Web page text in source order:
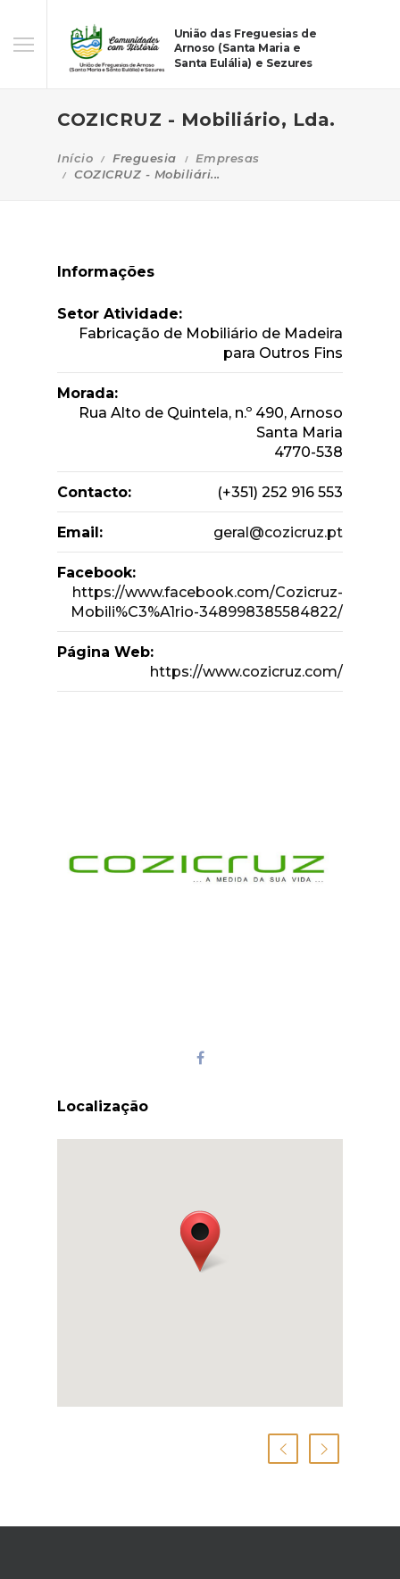
União das Freguesias de
Arnoso (Santa Maria e
Santa Eulália) e Sezures
COZICRUZ - Mobiliário, Lda.
Início Freguesia
Empresas
COZICRUZ - Mobiliári...
Informações
Setor Atividade:
Fabricação de Mobiliário de Madeira
para Outros Fins
Morada:
Rua Alto de Quintela, n.º 490, Arnoso
Santa Maria
4770-538
Contacto: (+351) 252 916 553
Email: geral@cozicruz.pt
Facebook:
https://www.facebook.com/Cozicruz-
Mobili%C3%A1rio-348998385584822/
Página Web:
https://www.cozicruz.com/
Localização